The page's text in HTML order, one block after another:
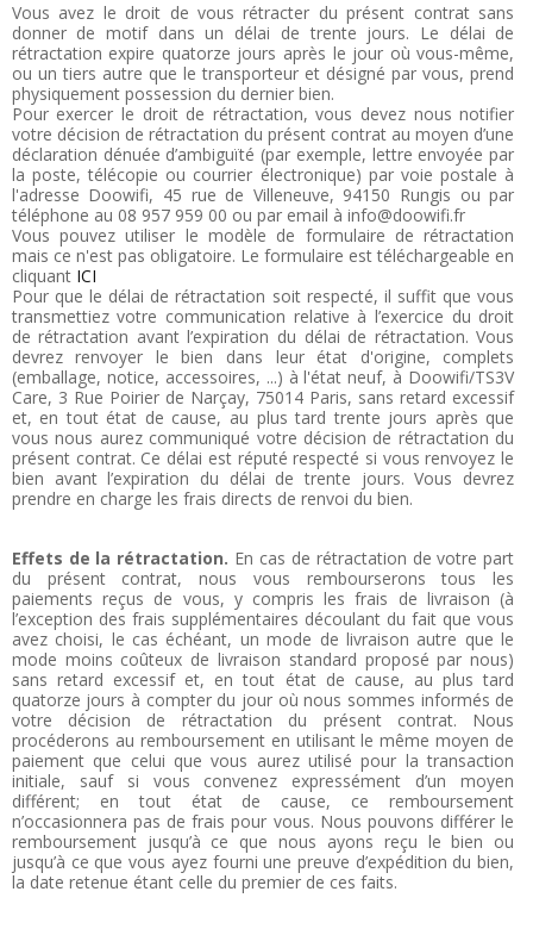
Vous avez le droit de vous rétracter du présent contrat sans
donner de motif dans un délai de trente jours. Le délai de
rétractation expire quatorze jours après le jour où vous-même,
ou un tiers autre que le transporteur et désigné par vous, prend
physiquement possession du dernier bien.
Pour exercer le droit de rétractation, vous devez nous notifier
votre décision de rétractation du présent contrat au moyen d’une
déclaration dénuée d’ambiguïté (par exemple, lettre envoyée par
la poste, télécopie ou courrier électronique) par voie postale à
l'adresse Doowifi, 45 rue de Villeneuve, 94150 Rungis ou par
téléphone au 08 957 959 00 ou par email à info@doowifi.fr
Vous pouvez utiliser le modèle de formulaire de rétractation
mais ce n'est pas obligatoire. Le formulaire est téléchargeable en
cliquant ICI
Pour que le délai de rétractation soit respecté, il suffit que vous
transmettiez votre communication relative à l’exercice du droit
de rétractation avant l’expiration du délai de rétractation. Vous
devrez renvoyer le bien dans leur état d'origine, complets
(emballage, notice, accessoires, ...) à l'état neuf, à Doowifi/TS3V
Care, 3 Rue Poirier de Narçay, 75014 Paris, sans retard excessif
et, en tout état de cause, au plus tard trente jours après que
vous nous aurez communiqué votre décision de rétractation du
présent contrat. Ce délai est réputé respecté si vous renvoyez le
bien avant l’expiration du délai de trente jours. Vous devrez
prendre en charge les frais directs de renvoi du bien.
Effets de la rétractation. En cas de rétractation de votre part
du présent contrat, nous vous rembourserons tous les
paiements reçus de vous, y compris les frais de livraison (à
l’exception des frais supplémentaires découlant du fait que vous
avez choisi, le cas échéant, un mode de livraison autre que le
mode moins coûteux de livraison standard proposé par nous)
sans retard excessif et, en tout état de cause, au plus tard
quatorze jours à compter du jour où nous sommes informés de
votre décision de rétractation du présent contrat. Nous
procéderons au remboursement en utilisant le même moyen de
paiement que celui que vous aurez utilisé pour la transaction
initiale, sauf si vous convenez expressément d’un moyen
différent; en tout état de cause, ce remboursement
n’occasionnera pas de frais pour vous. Nous pouvons différer le
remboursement jusqu’à ce que nous ayons reçu le bien ou
jusqu’à ce que vous ayez fourni une preuve d’expédition du bien,
la date retenue étant celle du premier de ces faits.